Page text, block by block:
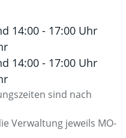
14:00 - 17:00 Uhr
14:00 - 17:00 Uhr
sind nach
Verwaltung jeweils MO-